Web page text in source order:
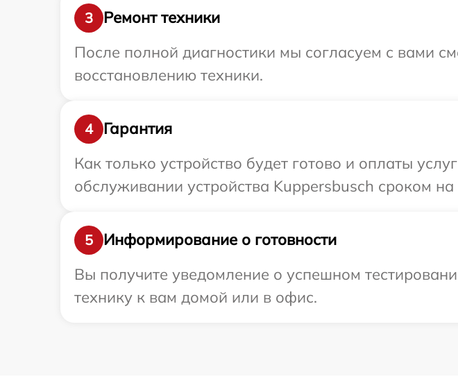
3
Ремонт техники
После полной диагностики мы согласуем с вами
восстановлению техники.
4
Гарантия
Как только устройство будет готово и оплаты
обслуживании устройства Kuppersbusch сроком на
5
Информирование о готовности
Вы получите уведомление о успешном
технику к вам домой или в офис.